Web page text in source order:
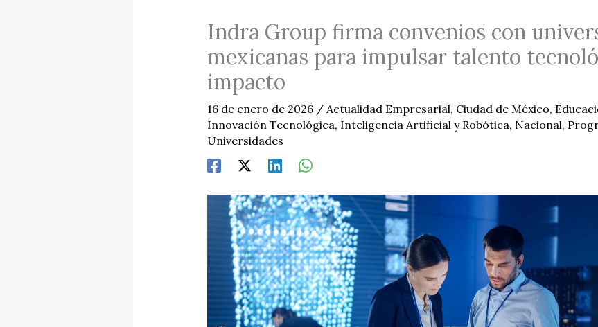
Indra Group firma convenios con
mexicanas para impulsar talento
impacto
16 de enero de 2026 / Actualidad Empresarial, Ciudad de México,
Innovación Tecnológica, Inteligencia Artificial y Robótica, Nacional,
Universidades